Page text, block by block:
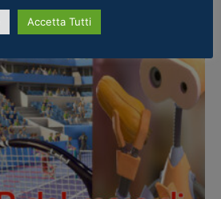
Accetta Tutti